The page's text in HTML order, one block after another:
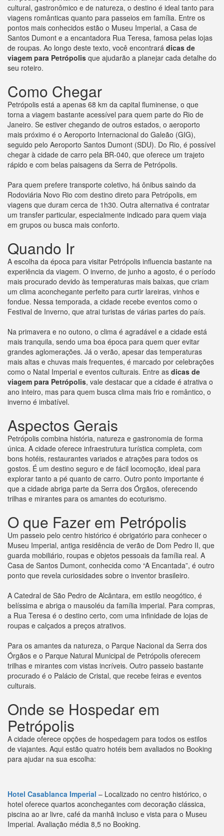
cultural, gastronômico e de natureza, o destino é ideal tanto para
viagens românticas quanto para passeios em família. Entre os
pontos mais conhecidos estão o Museu Imperial, a Casa de
Santos Dumont e a encantadora Rua Teresa, famosa pelas lojas
de roupas. Ao longo deste texto, você encontrará dicas de
viagem para Petrópolis que ajudarão a planejar cada detalhe do
seu roteiro.
Como Chegar
Petrópolis está a apenas 68 km da capital fluminense, o que
torna a viagem bastante acessível para quem parte do Rio de
Janeiro. Se estiver chegando de outros estados, o aeroporto
mais próximo é o Aeroporto Internacional do Galeão (GIG),
seguido pelo Aeroporto Santos Dumont (SDU). Do Rio, é possível
chegar à cidade de carro pela BR-040, que oferece um trajeto
rápido e com belas paisagens da Serra de Petrópolis.
Para quem prefere transporte coletivo, há ônibus saindo da
Rodoviária Novo Rio com destino direto para Petrópolis, em
viagens que duram cerca de 1h30. Outra alternativa é contratar
um transfer particular, especialmente indicado para quem viaja
em grupos ou busca mais conforto.
Quando Ir
A escolha da época para visitar Petrópolis influencia bastante na
experiência da viagem. O inverno, de junho a agosto, é o período
mais procurado devido às temperaturas mais baixas, que criam
um clima aconchegante perfeito para curtir lareiras, vinhos e
fondue. Nessa temporada, a cidade recebe eventos como o
Festival de Inverno, que atrai turistas de várias partes do país.
Na primavera e no outono, o clima é agradável e a cidade está
mais tranquila, sendo uma boa época para quem quer evitar
grandes aglomerações. Já o verão, apesar das temperaturas
mais altas e chuvas mais frequentes, é marcado por celebrações
como o Natal Imperial e eventos culturais. Entre as dicas de
viagem para Petrópolis, vale destacar que a cidade é atrativa o
ano inteiro, mas para quem busca clima mais frio e romântico, o
inverno é imbatível.
Aspectos Gerais
Petrópolis combina história, natureza e gastronomia de forma
única. A cidade oferece infraestrutura turística completa, com
bons hotéis, restaurantes variados e atrações para todos os
gostos. É um destino seguro e de fácil locomoção, ideal para
explorar tanto a pé quanto de carro. Outro ponto importante é
que a cidade abriga parte da Serra dos Órgãos, oferecendo
trilhas e mirantes para os amantes do ecoturismo.
O que Fazer em Petrópolis
Um passeio pelo centro histórico é obrigatório para conhecer o
Museu Imperial, antiga residência de verão de Dom Pedro II, que
guarda mobiliário, roupas e objetos pessoais da família real. A
Casa de Santos Dumont, conhecida como “A Encantada”, é outro
ponto que revela curiosidades sobre o inventor brasileiro.
A Catedral de São Pedro de Alcântara, em estilo neogótico, é
belíssima e abriga o mausoléu da família imperial. Para compras,
a Rua Teresa é o destino certo, com uma infinidade de lojas de
roupas e calçados a preços atrativos.
Para os amantes da natureza, o Parque Nacional da Serra dos
Órgãos e o Parque Natural Municipal de Petrópolis oferecem
trilhas e mirantes com vistas incríveis. Outro passeio bastante
procurado é o Palácio de Cristal, que recebe feiras e eventos
culturais.
Onde se Hospedar em
Petrópolis
A cidade oferece opções de hospedagem para todos os estilos
de viajantes. Aqui estão quatro hotéis bem avaliados no Booking
para ajudar na sua escolha:
Hotel Casablanca Imperial – Localizado no centro histórico, o
hotel oferece quartos aconchegantes com decoração clássica,
piscina ao ar livre, café da manhã incluso e vista para o Museu
Imperial. Avaliação média 8,5 no Booking.